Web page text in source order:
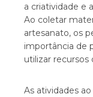
a criatividade e
Ao coletar
artesanato, os
importância de
utilizar
As atividades